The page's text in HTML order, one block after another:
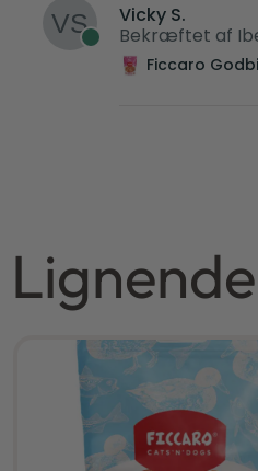
Vicky S.
Bekræftet af
Ficcaro